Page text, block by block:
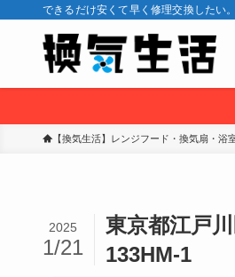
できるだけ安くて早く修理交換したい
【換気生活】レンジフード・換気扇・浴
東京都江戸
133HM-1
2025
1/21